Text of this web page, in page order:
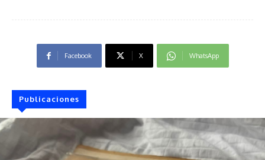
Facebook X WhatsApp
Publicaciones